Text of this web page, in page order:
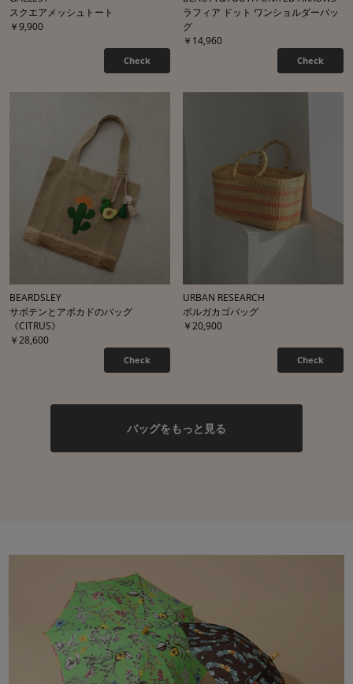
スクエアメッシュトート
￥9,900
Check
ラフィア ドット ワンショルダーバッ
グ
￥14,960
Check
BEARDSLEY
サボテンとアボカドのバッグ
《CITRUS》
￥28,600
Check
URBAN RESEARCH
ボルガカゴバッグ
￥20,900
Check
バッグをもっと見る